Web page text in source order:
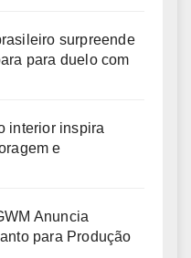
surpreende
para duelo com
interior inspira
e
Anuncia
para Produção